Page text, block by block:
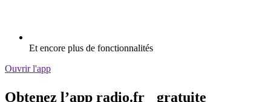
Et encore plus de fonctionnalités
Ouvrir l'app
Obtenez l’app radio.fr gratuite